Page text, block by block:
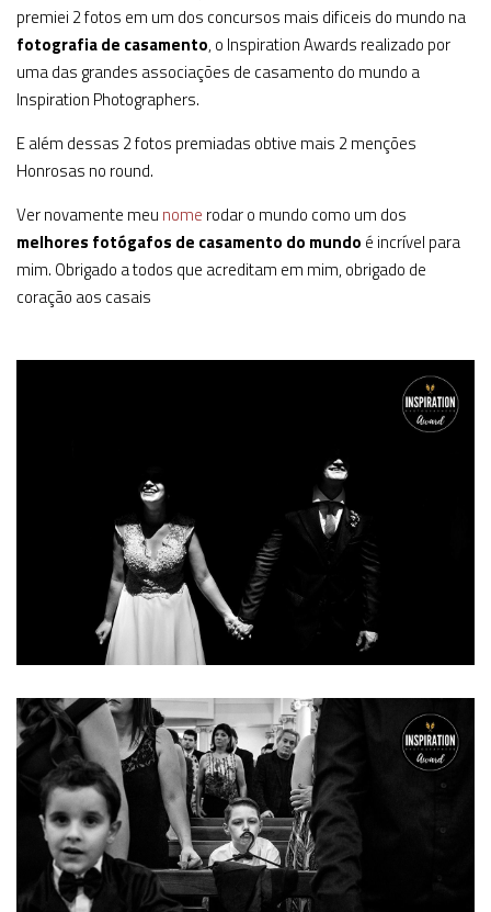
premiei 2 fotos em um dos concursos mais dificeis do mundo na
fotografia de casamento, o Inspiration Awards realizado por
uma das grandes associações de casamento do mundo a
Inspiration Photographers.
E além dessas 2 fotos premiadas obtive mais 2 menções
Honrosas no round.
Ver novamente meu nome rodar o mundo como um dos
melhores fotógafos de casamento do mundo é incrível para
mim. Obrigado a todos que acreditam em mim, obrigado de
coração aos casais